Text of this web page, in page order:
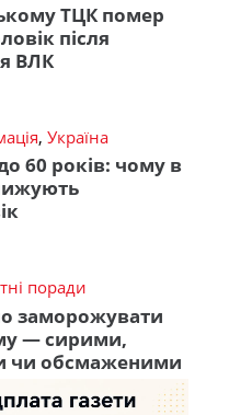
ТЦК помер
після
ВЛК
, Україна
60 років: чому в
поради
заморожувати
— сирими,
чи обсмаженими